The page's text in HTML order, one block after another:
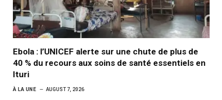
Ebola : l’UNICEF alerte sur une chute de plus de
40 % du recours aux soins de santé essentiels en
Ituri
À LA UNE AUGUST 7, 2026